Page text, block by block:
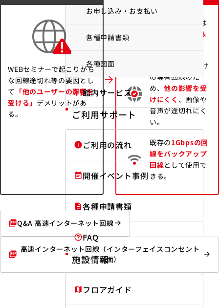
WEBセミナーで起こりがち
な回線途切れ等の要因とし
て 「他のユーザーの影響を
受ける」 デメリットがあ
る。
高速回線の利用は
申込手続き不要＆
13階利用者様だけ
の専有回線のた
め、他の影響を受
けにくく 、画像や
音声が途切れにく
い。
既存の1Gbpsの回
線をバックアップ
回線として使用で
きる。
picture_as_pdfQ&A 高速インターネット回線
picture_as_pdf
高速インターネット回線 （インターフェイスコンセント
図面）
お申し込み・お支払い
各種申請書類
各種図面
restaurant館内サービス
ご利用サポート
infoご利用の流れ
event_note開催イベント事例
description各種申請書類
help_outlineFAQ
施設情報
map フロアガイド